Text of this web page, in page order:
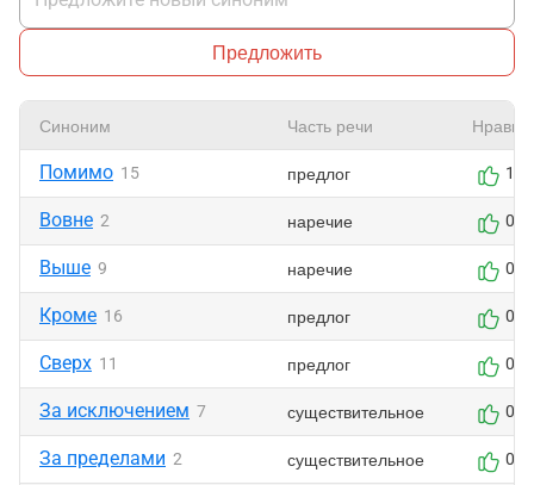
Предложить
Синоним Часть речи
Помимо 15 предлог 1
Вовне 2 наречие 0
Выше 9 наречие 0
Кроме 16 предлог 0
Сверх 11 предлог 0
За исключением 7 существительное 0
За пределами 2 существительное 0